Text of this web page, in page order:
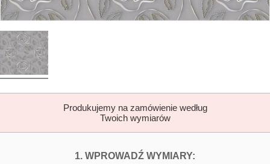
Produkujemy na zamówienie według
Twoich wymiarów
1. WPROWADŹ WYMIARY: